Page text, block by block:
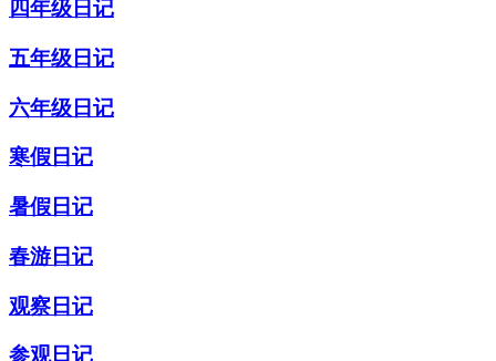
四年级日记
五年级日记
六年级日记
寒假日记
暑假日记
春游日记
观察日记
参观日记